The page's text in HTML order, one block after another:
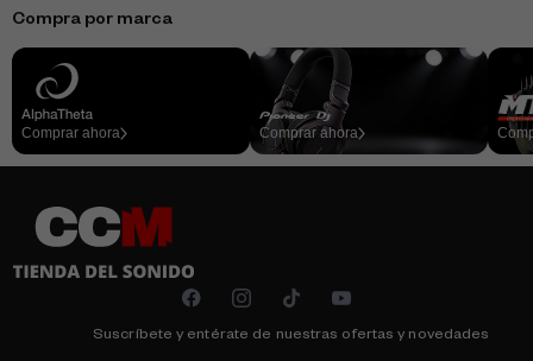
Compra por marca
Comprar ahora Comprar ahora
Suscríbete y entérate de nuestras ofertas y novedades